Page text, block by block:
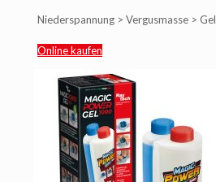
Niederspannung > Vergusmasse > Gel
Online kaufen